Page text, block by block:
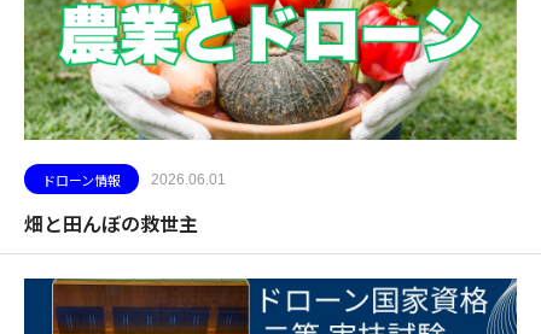
ドローン情報 2026.06.01
畑と田んぼの救世主